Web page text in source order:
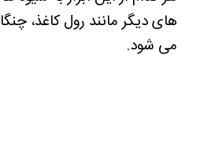
های دیگر مانند رول کاغذ،
می شود.